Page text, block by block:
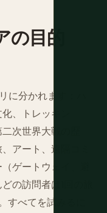
目的
に分かれます：ハ
、トレッキン
次世界大戦の歴
アート、遠隔コミ
ゲートウェイ、避
の訪問者は1回の旅
べてを試みるに